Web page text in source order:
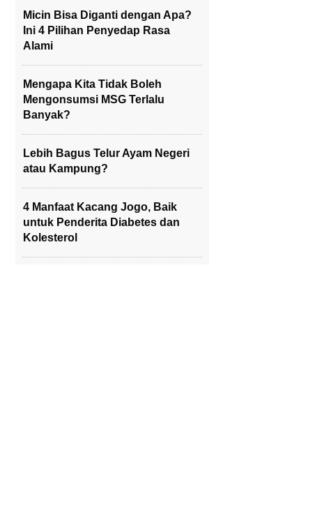
Micin Bisa Diganti dengan Apa?
Ini 4 Pilihan Penyedap Rasa
Alami
Mengapa Kita Tidak Boleh
Mengonsumsi MSG Terlalu
Banyak?
Lebih Bagus Telur Ayam Negeri
atau Kampung?
4 Manfaat Kacang Jogo, Baik
untuk Penderita Diabetes dan
Kolesterol